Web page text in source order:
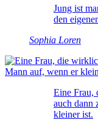
Jung ist
den
Sophia Loren
Eine Frau,
auch dann
kleiner ist.